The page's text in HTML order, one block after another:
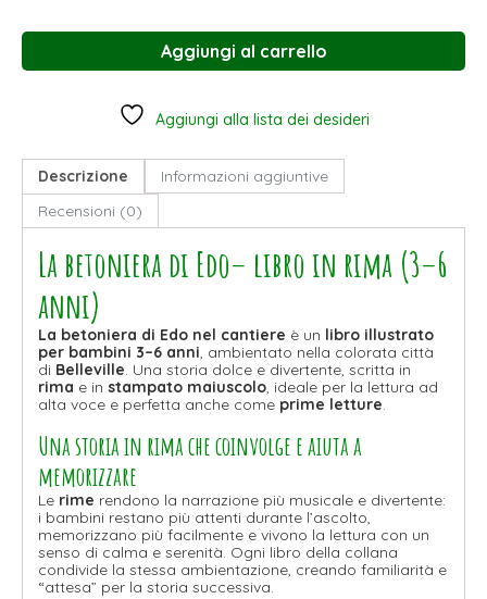
Aggiungi al carrello
Aggiungi alla lista dei desideri
Descrizione
Informazioni aggiuntive
Recensioni (0)
La betoniera di Edo– libro in rima (3–6
anni)
La betoniera di Edo nel cantiere è un libro illustrato
per bambini 3–6 anni, ambientato nella colorata città
di Belleville. Una storia dolce e divertente, scritta in
rima e in stampato maiuscolo, ideale per la lettura ad
alta voce e perfetta anche come prime letture.
Una storia in rima che coinvolge e aiuta a
memorizzare
Le rime rendono la narrazione più musicale e divertente:
i bambini restano più attenti durante l’ascolto,
memorizzano più facilmente e vivono la lettura con un
senso di calma e serenità. Ogni libro della collana
condivide la stessa ambientazione, creando familiarità e
“attesa” per la storia successiva.